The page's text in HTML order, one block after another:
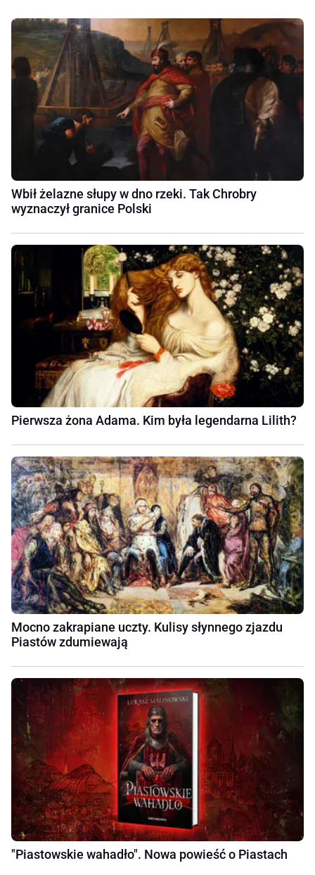
Wbił żelazne słupy w dno rzeki. Tak Chrobry
wyznaczył granice Polski
Pierwsza żona Adama. Kim była legendarna Lilith?
Mocno zakrapiane uczty. Kulisy słynnego zjazdu
Piastów zdumiewają
"Piastowskie wahadło". Nowa powieść o Piastach